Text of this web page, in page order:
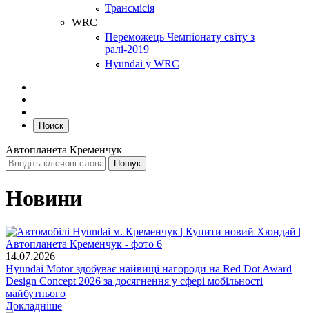
Трансмісія
WRC
Переможець Чемпіонату світу з
ралі-2019
Hyundai у WRC
Поиск
Автопланета Кременчук
Новини
14.07.2026
Hyundai Motor здобуває найвищі нагороди на Red Dot Award
Design Concept 2026 за досягнення у сфері мобільності
майбутнього
Докладніше